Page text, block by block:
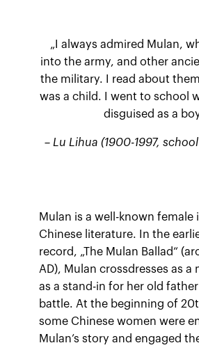
„I always admired Mulan,
into the army, and other
the military. I read about
was a child. I went to school
disguised as a
– Lu Lihua (1900-1997,
Mulan is a well-known female
Chinese literature. In the
record, „The Mulan Ballad“
AD), Mulan crossdresses as a
as a stand-in for her old
battle. At the beginning of
some Chinese women were
Mulan’s story and engaged